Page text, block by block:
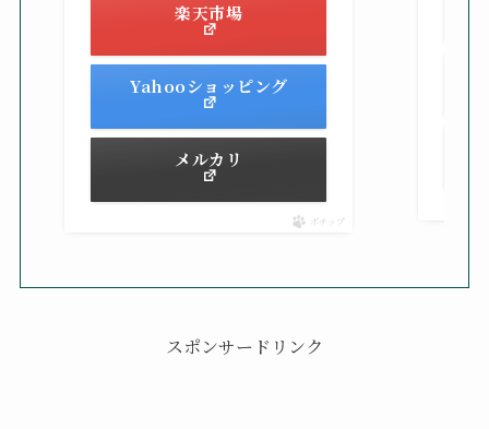
楽天市場
Yahooショッピング
メルカリ
ポチップ
スポンサードリンク